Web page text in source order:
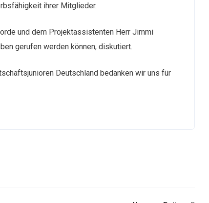
ihrer Mitglieder.
und dem Projektassistenten Herr Jimmi
gerufen werden können, diskutiert.
Deutschland bedanken wir uns für